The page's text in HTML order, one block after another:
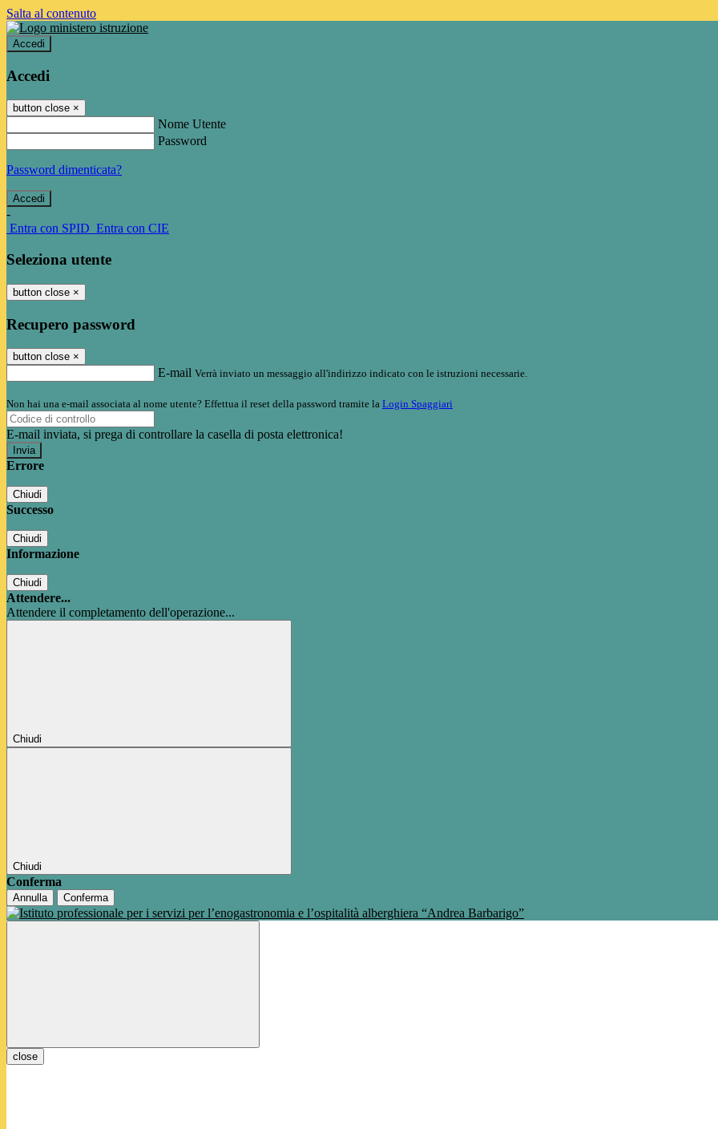
Salta al contenuto
Accedi
Accedi
button close ×
Nome Utente
Password
Password dimenticata?
-
Entra con SPID Entra con CIE
Seleziona utente
button close ×
Recupero password
button close ×
E-mail Verrà inviato un messaggio all'indirizzo indicato con le istruzioni necessarie.
Non hai una e-mail associata al nome utente? Effettua il reset della password tramite la Login Spaggiari
E-mail inviata, si prega di controllare la casella di posta elettronica!
Errore
Chiudi
Successo
Chiudi
Informazione
Chiudi
Attendere...
Attendere il completamento dell'operazione...
Chiudi
Chiudi
Conferma
Annulla Conferma
close